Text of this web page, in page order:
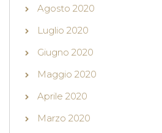
Agosto 2020
Luglio 2020
Giugno 2020
Maggio 2020
Aprile 2020
Marzo 2020